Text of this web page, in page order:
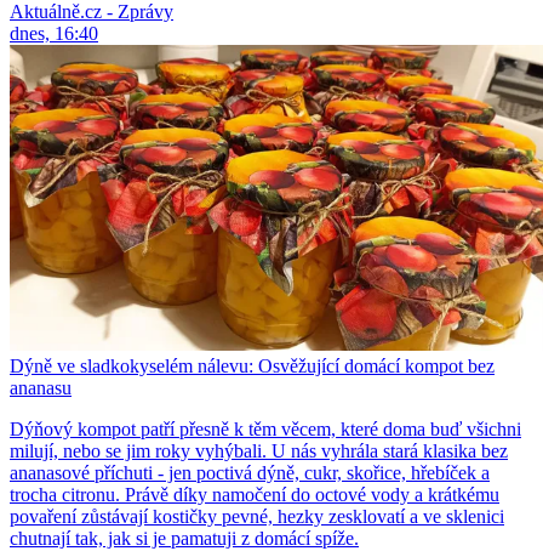
Aktuálně.cz - Zprávy
dnes, 16:40
Dýně ve sladkokyselém nálevu: Osvěžující domácí kompot bez
ananasu
Dýňový kompot patří přesně k těm věcem, které doma buď všichni
milují, nebo se jim roky vyhýbali. U nás vyhrála stará klasika bez
ananasové příchuti - jen poctivá dýně, cukr, skořice, hřebíček a
trocha citronu. Právě díky namočení do octové vody a krátkému
povaření zůstávají kostičky pevné, hezky zesklovatí a ve sklenici
chutnají tak, jak si je pamatuji z domácí spíže.